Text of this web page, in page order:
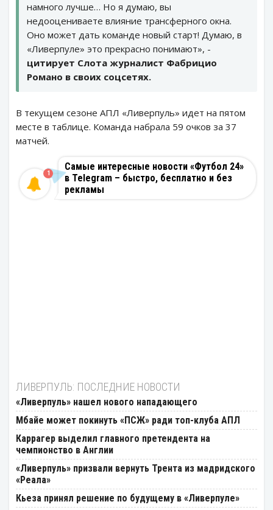
намного лучше… Но я думаю, вы
недооцениваете влияние трансферного окна.
Оно может дать команде новый старт! Думаю, в
«Ливерпуле» это прекрасно понимают», -
цитирует Слота журналист Фабрицио
Романо в своих соцсетях.
В текущем сезоне АПЛ «Ливерпуль» идет на пятом
месте в таблице. Команда набрала 59 очков за 37
матчей.
Самые интересные новости «Футбол 24»
в Telegram – быстро, бесплатно и без
рекламы
1
ЛИВЕРПУЛЬ: ПОСЛЕДНИЕ НОВОСТИ
«Ливерпуль» нашел нового нападающего
Мбайе может покинуть «ПСЖ» ради топ-клуба АПЛ
Каррагер выделил главного претендента на
чемпионство в Англии
«Ливерпуль» призвали вернуть Трента из мадридского
«Реала»
Кьеза принял решение по будущему в «Ливерпуле»